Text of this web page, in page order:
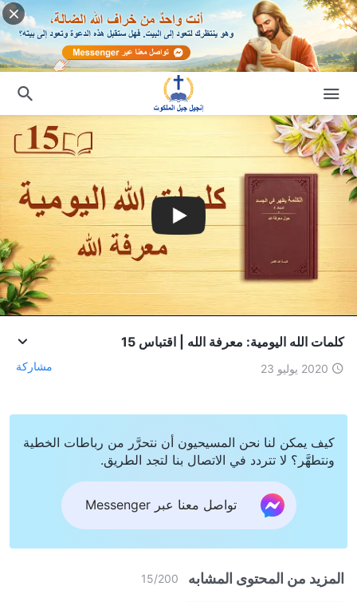
كلمات الله اليومية: معرفة الله | اقتباس 15
2020 يوليو 23 مشاركة
كيف يمكن لنا نحن المسيحيون أن نتحرَّر من رباطات الخطية
ونتطهَّر؟ لا تتردد في الاتصال بنا لتجد الطريق.
تواصل معنا عبر Messenger
المزيد من المحتوى المشابه 15/200